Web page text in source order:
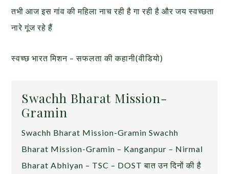
तभी आज इस गांव की महिला नाच रही है गा रही है और जय स्वच्छता
नारे गूंज रहे हैं
स्वच्छ भारत मिशन – सफलता की कहानी(वीडियो)
Swachh Bharat Mission-
Gramin
Swachh Bharat Mission-Gramin Swachh
Bharat Mission-Gramin – Kanganpur – Nirmal
Bharat Abhiyan – TSC – DOST बात उन दिनों की है